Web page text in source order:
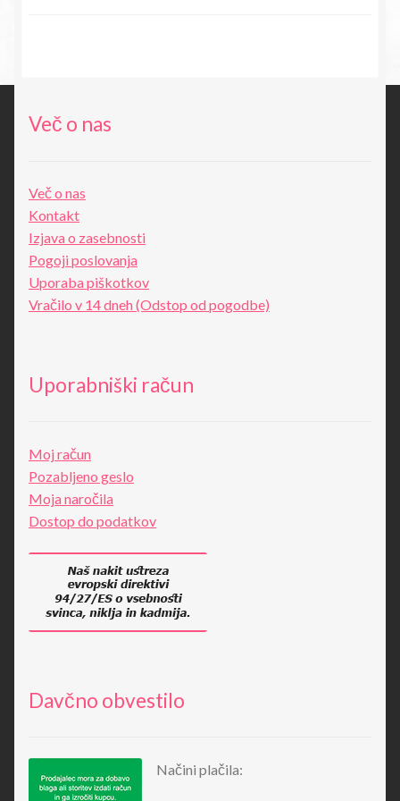
Več o nas
Več o nas
Kontakt
Izjava o zasebnosti
Pogoji poslovanja
Uporaba piškotkov
Vračilo v 14 dneh (Odstop od pogodbe)
Uporabniški račun
Moj račun
Pozabljeno geslo
Moja naročila
Dostop do podatkov
Davčno obvestilo
Načini plačila: